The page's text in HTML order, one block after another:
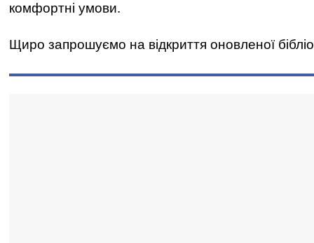
комфортні умови.
Щиро запрошуємо на відкриття оновленої